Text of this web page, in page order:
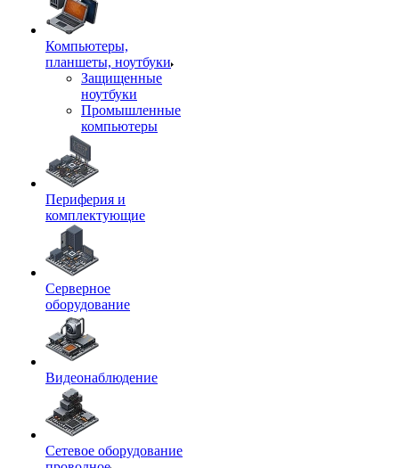
Компьютеры,
планшеты, ноутбуки
Защищенные
ноутбуки
Промышленные
компьютеры
Периферия и
комплектующие
Серверное
оборудование
Видеонаблюдение
Сетевое оборудование